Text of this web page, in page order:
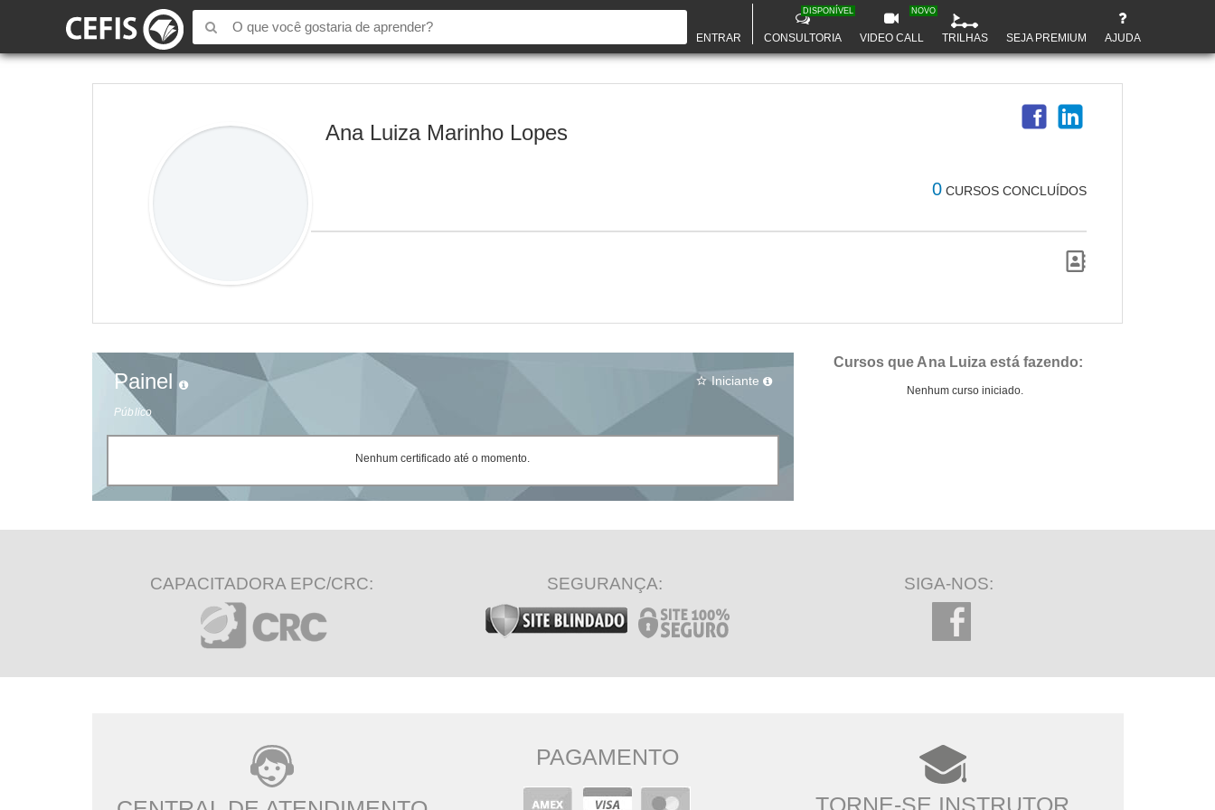
ENTRAR CONSULTORIA
DISPONÍVEL
VIDEO CALL
NOVO
TRILHAS SEJA PREMIUM AJUDA
Ana Luiza Marinho Lopes
0 CURSOS CONCLUÍDOS
Painel
Público
star_border Iniciante
Nenhum certificado até o momento.
Cursos que Ana Luiza está fazendo:
Nenhum curso iniciado.
CAPACITADORA EPC/CRC: SEGURANÇA: SIGA-NOS:
PAGAMENTO
TORNE-SE INSTRUTOR